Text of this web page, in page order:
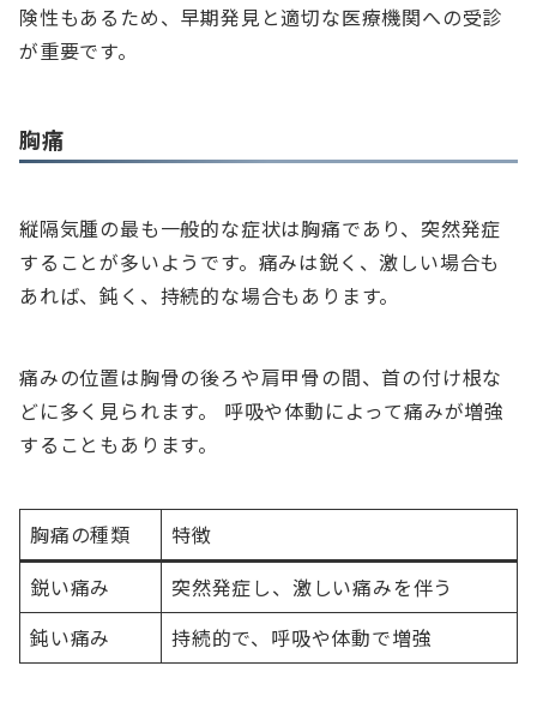
険性もあるため、早期発見と適切な医療機関への受診
が重要です。
胸痛
縦隔気腫の最も一般的な症状は胸痛であり、突然発症
することが多いようです。痛みは鋭く、激しい場合も
あれば、鈍く、持続的な場合もあります。
痛みの位置は胸骨の後ろや肩甲骨の間、首の付け根な
どに多く見られます。 呼吸や体動によって痛みが増強
することもあります。
胸痛の種類
特徴
鋭い痛み
突然発症し、激しい痛みを伴う
鈍い痛み
持続的で、呼吸や体動で増強